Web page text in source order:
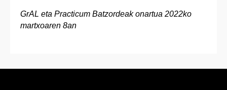
GrAL eta Practicum Batzordeak onartua 2022ko
martxoaren 8an